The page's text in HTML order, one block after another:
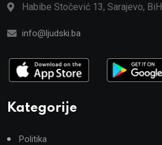
Habibe Stočević 13, Sarajevo, BiH
info@ljudski.ba
Kategorije
Politika